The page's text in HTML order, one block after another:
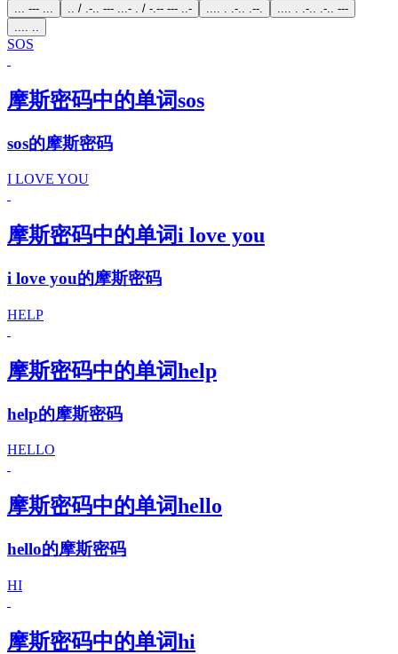
... --- ... .. / .-.. --- ...- . / -.-- --- ..- .... . .-.. .--.
.... . .-.. .-.. ---
SOS
摩斯密码中的单词sos
sos的摩斯密码
I LOVE YOU
摩斯密码中的单词i love you
i love you的摩斯密码
HELP
摩斯密码中的单词help
help的摩斯密码
HELLO
摩斯密码中的单词hello
hello的摩斯密码
HI
摩斯密码中的单词hi